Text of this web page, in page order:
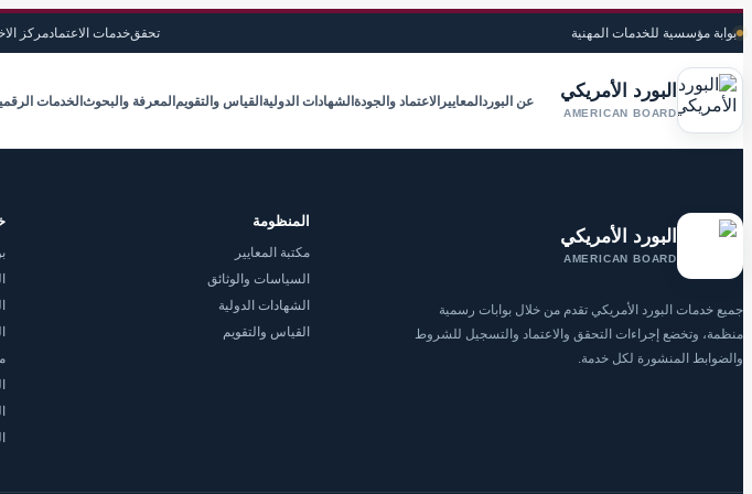
بوابة مؤسسية للخدمات المهنية تحققخدمات الاعتمادمركز
البورد الأمريكي
AMERICAN BOARD
عن البورد المعايير الاعتماد والجودة الشهادات الدولية القياس والتقويم المعرفة والبحوث الخدمات
البورد الأمريكي
AMERICAN BOARD
جميع خدمات البورد الأمريكي تقدم من خلال بوابات رسمية
منظمة، وتخضع إجراءات التحقق والاعتماد والتسجيل للشروط
والضوابط المنشورة لكل خدمة.
المنظومة
مكتبة المعايير
السياسات والوثائق
الشهادات الدولية
القياس والتقويم